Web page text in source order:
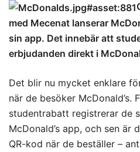
med Mecenat lanserar
sin app. Det innebär att
erbjudanden direkt i
Det blir nu mycket enklare
när de besöker McDonald’s.
studentrabatt registrerar de
McDonald’s app, och sen är
QR-kod när de beställer –